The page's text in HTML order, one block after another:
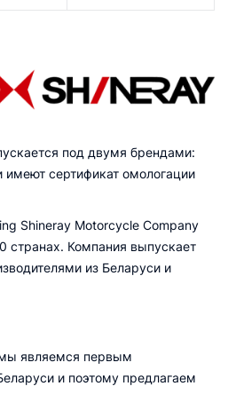
под двумя брендами:
имеют сертификат омологации
Shineray Motorcycle Company
странах. Компания выпускает
из Беларуси и
мы являемся первым
и поэтому предлагаем